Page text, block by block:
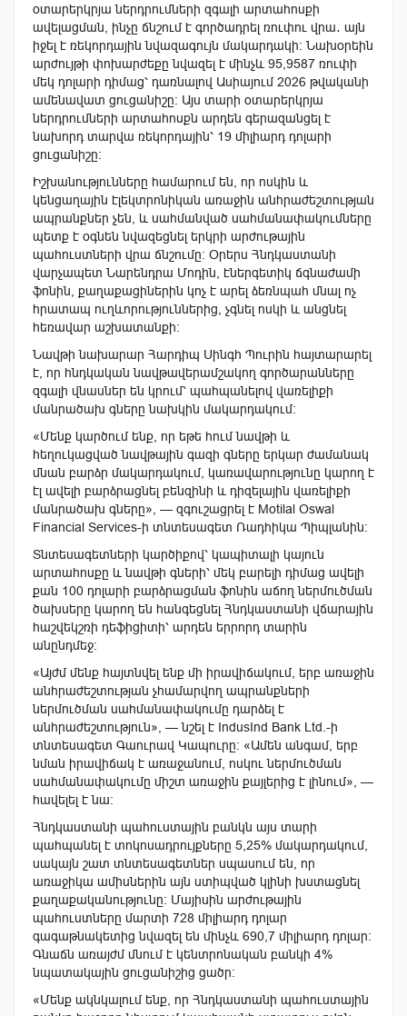
օտարերկրյա ներդրումների զգալի արտահոսքի
ավելացման, ինչը ճնշում է գործադրել ռուփու վրա․ այն
իջել է ռեկորդային նվազագույն մակարդակի։ Նախօրեին
արժույթի փոխարժեքը նվազել է մինչև 95,9587 ռուփի
մեկ դոլարի դիմաց՝ դառնալով Ասիայում 2026 թվականի
ամենավատ ցուցանիշը։ Այս տարի օտարերկրյա
ներդրումների արտահոսքն արդեն գերազանցել է
նախորդ տարվա ռեկորդային՝ 19 միլիարդ դոլարի
ցուցանիշը։
Իշխանությունները համարում են, որ ոսկին և
կենցաղային էլեկտրոնիկան առաջին անհրաժեշտության
ապրանքներ չեն, և սահմանված սահմանափակումները
պետք է օգնեն նվազեցնել երկրի արժութային
պահուստների վրա ճնշումը։ Օրերս Հնդկաստանի
վարչապետ Նարենդրա Մոդին, էներգետիկ ճգնաժամի
ֆոնին, քաղաքացիներին կոչ է արել ձեռնպահ մնալ ոչ
հրատապ ուղևորություններից, չգնել ոսկի և անցնել
հեռավար աշխատանքի։
Նավթի նախարար Հարդիպ Սինգհ Պուրին հայտարարել
է, որ հնդկական նավթավերամշակող գործարանները
զգալի վնասներ են կրում՝ պահպանելով վառելիքի
մանրածախ գները նախկին մակարդակում։
«Մենք կարծում ենք, որ եթե հում նավթի և
հեղուկացված նավթային գազի գները երկար ժամանակ
մնան բարձր մակարդակում, կառավարությունը կարող է
էլ ավելի բարձրացնել բենզինի և դիզելային վառելիքի
մանրածախ գները», — զգուշացրել է Motilal Oswal
Financial Services-ի տնտեսագետ Ռադհիկա Պիպլանին։
Տնտեսագետների կարծիքով՝ կապիտալի կայուն
արտահոսքը և նավթի գների՝ մեկ բարելի դիմաց ավելի
քան 100 դոլարի բարձրացման ֆոնին աճող ներմուծման
ծախսերը կարող են հանգեցնել Հնդկաստանի վճարային
հաշվեկշռի դեֆիցիտի՝ արդեն երրորդ տարին
անընդմեջ։
«Այժմ մենք հայտնվել ենք մի իրավիճակում, երբ առաջին
անհրաժեշտության չհամարվող ապրանքների
ներմուծման սահմանափակումը դարձել է
անհրաժեշտություն», — նշել է IndusInd Bank Ltd.-ի
տնտեսագետ Գաուրավ Կապուրը։ «Ամեն անգամ, երբ
նման իրավիճակ է առաջանում, ոսկու ներմուծման
սահմանափակումը միշտ առաջին քայլերից է լինում», —
հավելել է նա։
Հնդկաստանի պահուստային բանկն այս տարի
պահպանել է տոկոսադրույքները 5,25% մակարդակում,
սակայն շատ տնտեսագետներ սպասում են, որ
առաջիկա ամիսներին այն ստիպված կլինի խստացնել
քաղաքականությունը։ Մայիսին արժութային
պահուստները մարտի 728 միլիարդ դոլար
գագաթնակետից նվազել են մինչև 690,7 միլիարդ դոլար։
Գնաճն առայժմ մնում է կենտրոնական բանկի 4%
նպատակային ցուցանիշից ցածր։
«Մենք ակնկալում ենք, որ Հնդկաստանի պահուստային